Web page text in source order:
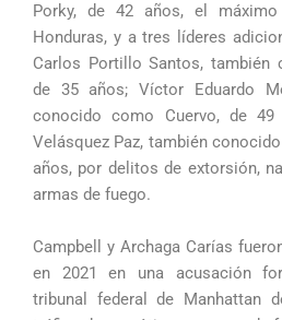
Porky, de 42 años, el
Honduras, y a tres líderes
Carlos Portillo Santos, también
de 35 años; Víctor Eduardo
conocido como Cuervo, de
Velásquez Paz, también
años, por delitos de extorsión,
armas de fuego.
Campbell y Archaga Carías
en 2021 en una acusación
tribunal federal de Manhattan